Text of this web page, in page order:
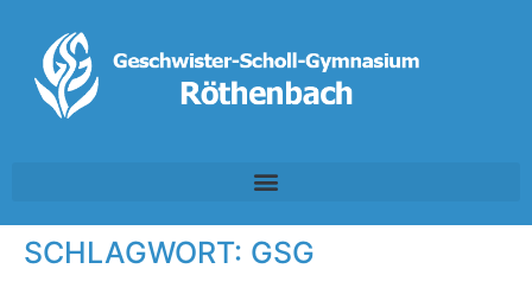
SCHLAGWORT: GSG